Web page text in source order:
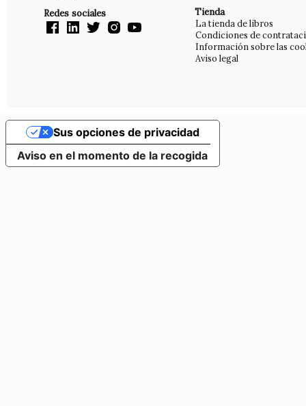
Redes sociales Tienda
La tienda de libros
Condiciones de
Información sobre las
Aviso legal
Aviso en el momento de la recogida
Sus opciones de privacidad